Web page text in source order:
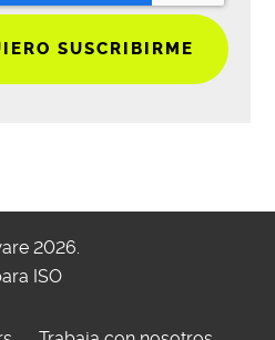
2026.
ISO